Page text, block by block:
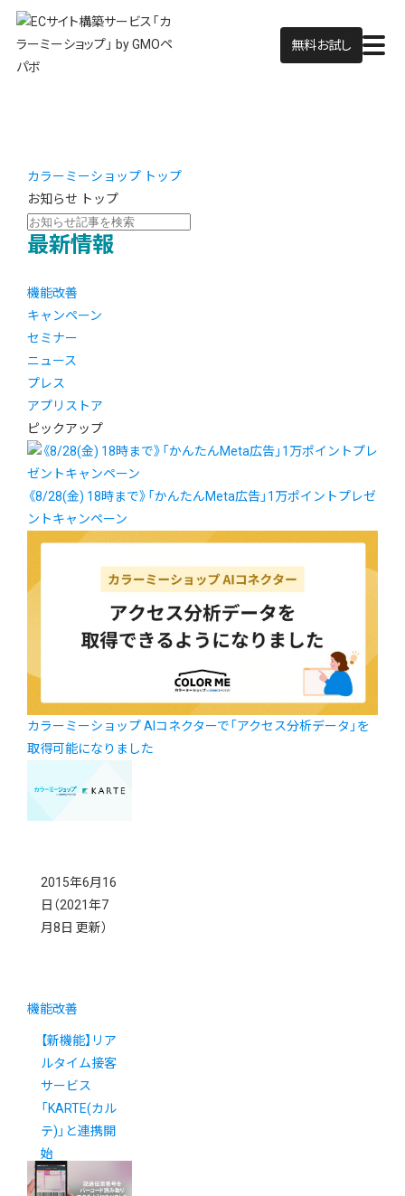
無料お試し
カラーミーショップ トップ
お知らせ トップ
最新情報
機能改善
キャンペーン
セミナー
ニュース
プレス
アプリストア
ピックアップ
《8/28(金) 18時まで》「かんたんMeta広告」1万ポイントプレゼ
ントキャンペーン
カラーミーショップ AIコネクターで「アクセス分析データ」を
取得可能になりました
2015年6月16
日 （2021年7
月8日 更新）
機能改善
【新機能】リア
ルタイム接客
サービス
「KARTE(カル
テ)」と連携開
始